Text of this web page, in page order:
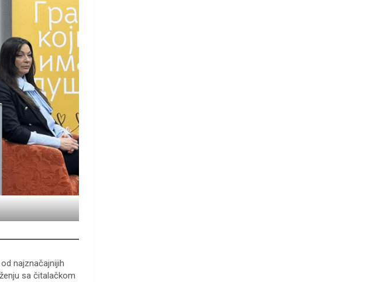
najznačajnijih
sa čitalačkom